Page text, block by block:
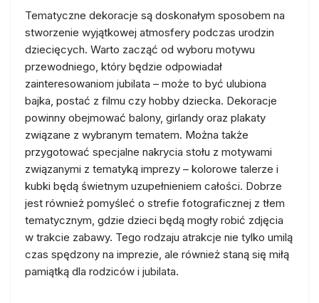
Tematyczne dekoracje są doskonałym sposobem na
stworzenie wyjątkowej atmosfery podczas urodzin
dziecięcych. Warto zacząć od wyboru motywu
przewodniego, który będzie odpowiadał
zainteresowaniom jubilata – może to być ulubiona
bajka, postać z filmu czy hobby dziecka. Dekoracje
powinny obejmować balony, girlandy oraz plakaty
związane z wybranym tematem. Można także
przygotować specjalne nakrycia stołu z motywami
związanymi z tematyką imprezy – kolorowe talerze i
kubki będą świetnym uzupełnieniem całości. Dobrze
jest również pomyśleć o strefie fotograficznej z tłem
tematycznym, gdzie dzieci będą mogły robić zdjęcia
w trakcie zabawy. Tego rodzaju atrakcje nie tylko umilą
czas spędzony na imprezie, ale również staną się miłą
pamiątką dla rodziców i jubilata.